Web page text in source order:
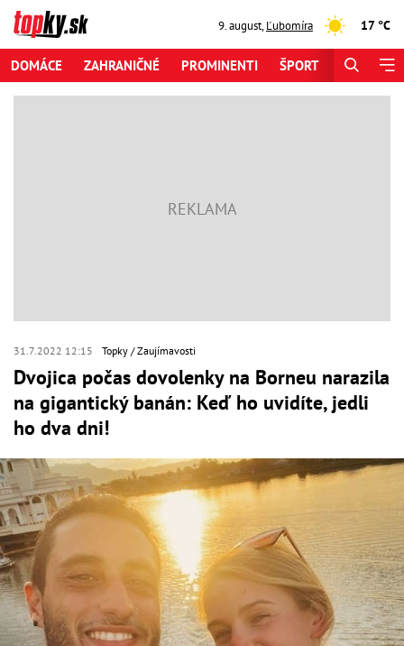
9. august,Ľubomíra 17 °C
DOMÁCE ZAHRANIČNÉ PROMINENTI ŠPORT
31.7.2022 12:15 Topky Zaujímavosti
Dvojica počas dovolenky na Borneu narazila
na gigantický banán: Keď ho uvidíte, jedli
ho dva dni!